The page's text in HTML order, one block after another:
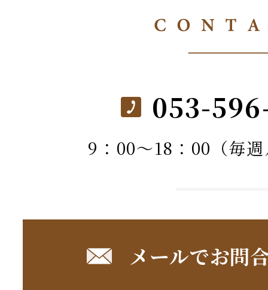
053-
9：00～18：00（毎
メールでお問